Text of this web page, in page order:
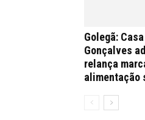
Golegã:
Gonçalves
relança
alimentação